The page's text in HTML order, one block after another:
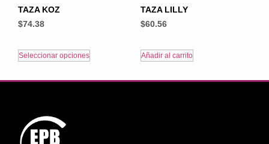
TAZA KOZ
$74.38
Seleccionar opciones
TAZA LILLY
$60.56
Añadir al carrito